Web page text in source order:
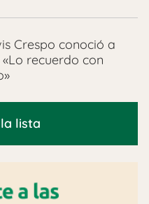
Crespo conoció a
recuerdo con
lista